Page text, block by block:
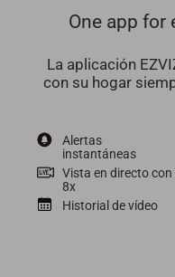
One app for
La aplicación
con su hogar
Alertas
instantáneas
Vista en directo con
8x
Historial de vídeo